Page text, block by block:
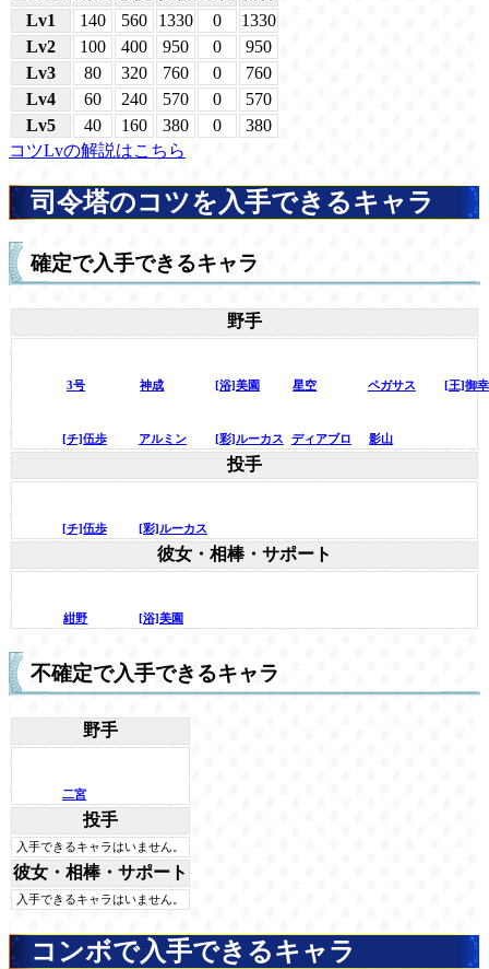
Lv1
140 560 1330 0
1330
Lv2
100 400 950 0
950
Lv3
80 320 760 0
760
Lv4
60 240 570 0
570
Lv5
40 160 380 0
380
コツLvの解説はこちら
司令塔のコツを入手できるキャラ
確定で入手できるキャラ
野手
3号 神成 [浴]美園 星空 ペガサス [王]御幸
[チ]伍歩 アルミン [彩]ルーカス ディアブロ 影山
投手
[チ]伍歩 [彩]ルーカス
彼女・相棒・サポート
紺野 [浴]美園
不確定で入手できるキャラ
野手
二宮
投手
入手できるキャラはいません。
彼女・相棒・サポート
入手できるキャラはいません。
コンボで入手できるキャラ